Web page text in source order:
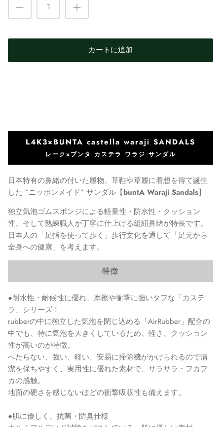
カートに追加
L4K3×BUNTA castella waraji SANDALS
レーク×ブンタ カステラ ワラジ サンダル
日本特有の鼻緒の付いた履物、草鞋や草履に着想を得て誕生
した “ニッポンメイド” サンダル【buntA Waraji Sandals】
独立気泡ゴムスポンジによる軽量性・防水性・クッション
性、そして熟練職人が丁寧に仕上げる組紐鼻緒が特長です。
日本人の「足指を使って歩く」歩行文化を通して「足元から
全身への健康」を考えます。
特徴
●耐水性・耐候性に優れ、摩擦や衝撃に強いタフな「カステ
ラ」シリーズ！
rubberの中に独立した気泡を閉じ込める「AirRubber」配合の
中でも、特に気泡を大きくしているため、軽さ、クッション
性が高いのが特徴。
へたらない、強い、軽い、安易に掃除機がかけられるので清
潔を保ちやすく、実用性に優れた素材で、サラサラ・フカフ
カの感触。
地面の硬さを感じないほどの衝撃吸収性も備えます。
●肌に優しく、抗菌・防臭仕様